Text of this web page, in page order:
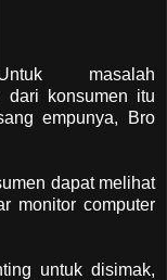
masalah
dari konsumen itu
empunya, Bro
dapat melihat
monitor computer
untuk disimak,